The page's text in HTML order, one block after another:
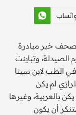
واتساب
خبر مبادرة
وتباينت
في الطب لابن سينا
لم يكن
بالعربية، وغيرها
أن يكون